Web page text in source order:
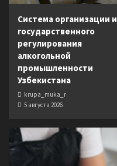
Система организации и
государственного
регулирования
алкогольной
промышленности
Узбекистана
krupa_muka_r
5 августа 2026